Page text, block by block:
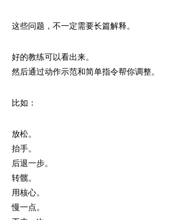
这些问题，不一定需要长篇解释。
好的教练可以看出来。
然后通过动作示范和简单指令帮你调整。
比如：
放松。
抬手。
后退一步。
转髋。
用核心。
慢一点。